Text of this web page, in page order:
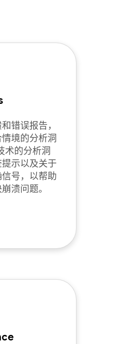
错误报告，
境的分析洞
术的分析洞
示以及关于
号，以帮助
溃问题。